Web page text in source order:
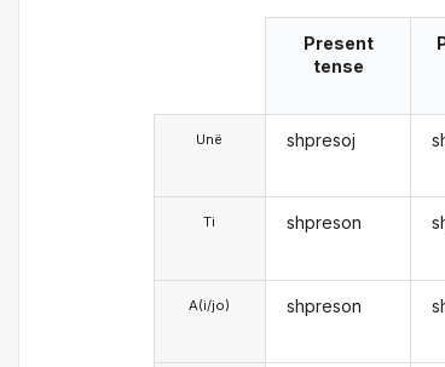
Unë
Ti
A(i/jo)
Present
tense
shpresoj
shpreson
shpreson